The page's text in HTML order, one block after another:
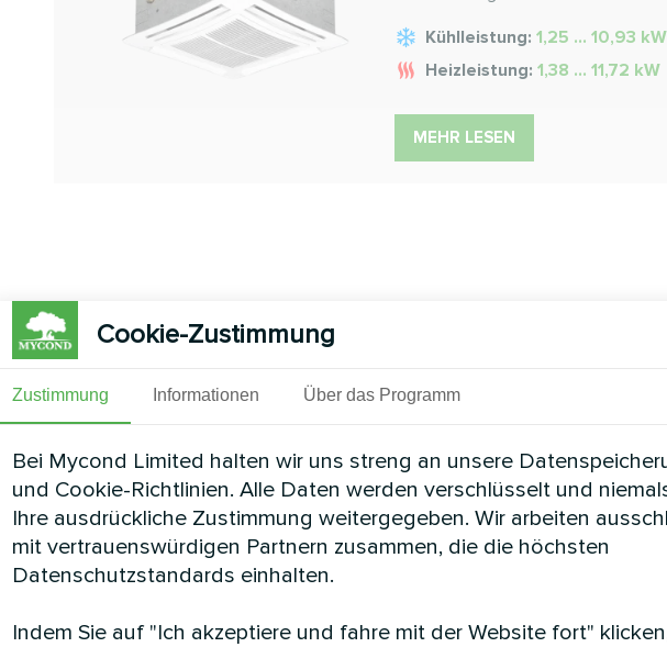
Kühlleistung: 1,25 ... 10,93 kW
Heizleistung: 1,38 ... 11,72 kW
MEHR LESEN
Cookie-Zustimmung
Zustimmung Informationen Über das Programm
Bei Mycond Limited halten wir uns streng an unsere
und Cookie-Richtlinien. Alle Daten werden verschlüsselt und
Ihre ausdrückliche Zustimmung weitergegeben. Wir arbeiten
mit vertrauenswürdigen Partnern zusammen, die die höchsten
Datenschutzstandards einhalten.
Indem Sie auf "Ich akzeptiere und fahre mit der Website fort"